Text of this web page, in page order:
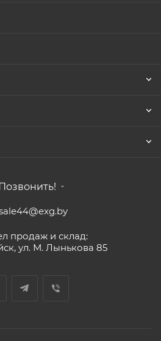
Позвонить!
продаж и склад:
ул. М. Лынькова 85